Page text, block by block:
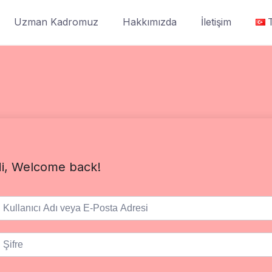
Uzman Kadromuz Hakkımızda İletişim
Welcome back!